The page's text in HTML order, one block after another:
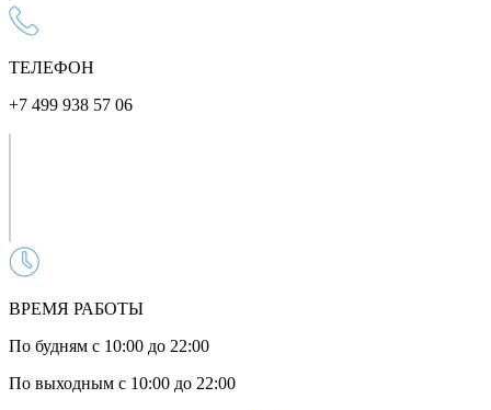
ТЕЛЕФОН
+7 499 938 57 06
ВРЕМЯ РАБОТЫ
По будням с 10:00 до 22:00
По выходным с 10:00 до 22:00